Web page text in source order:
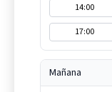
14:00
17:00
Mañana